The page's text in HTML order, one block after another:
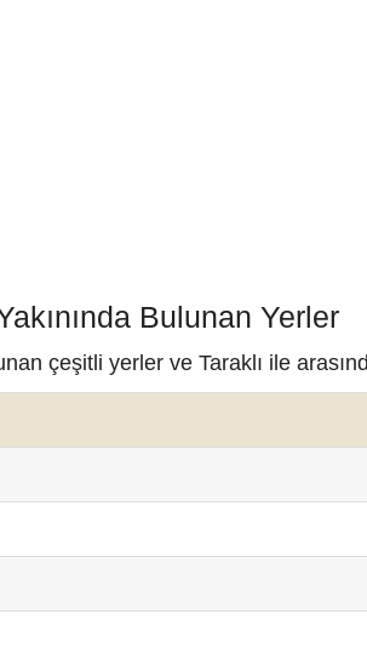
Bulunan Yerler
çeşitli yerler ve Taraklı ile